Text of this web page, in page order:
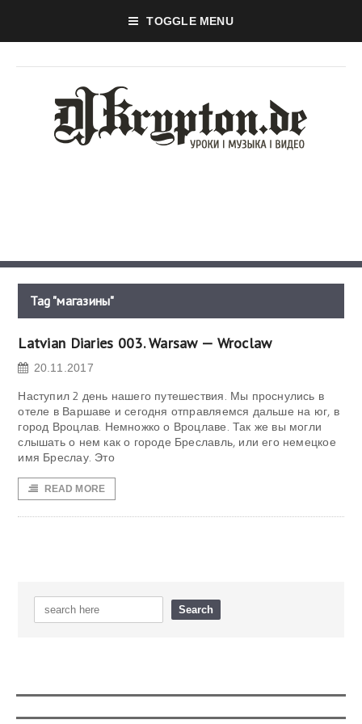
TOGGLE MENU
Tag "магазины"
Latvian Diaries 003. Warsaw — Wroclaw
20.11.2017
Наступил 2 день нашего путешествия. Мы проснулись в
отеле в Варшаве и сегодня отправляемся дальше на юг, в
город Вроцлав. Немножко о Вроцлаве. Так же вы могли
слышать о нем как о городе Бреславль, или его немецкое
имя Бреслау. Это
READ MORE